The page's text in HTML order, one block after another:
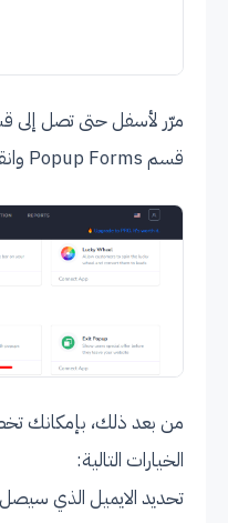
قسم Popup Forms وانقر على Connect App.
من بعد ذلك، بإمكانك
الخيارات التالية:
تحديد الايميل الذي